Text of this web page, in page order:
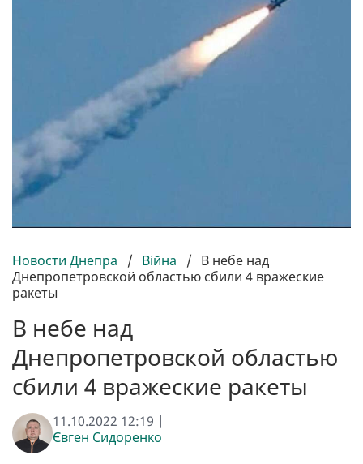
Новости Днепра / Війна / В небе над
Днепропетровской областью сбили 4 вражеские
ракеты
В небе над
Днепропетровской областью
сбили 4 вражеские ракеты
11.10.2022 12:19 |
Євген Сидоренко